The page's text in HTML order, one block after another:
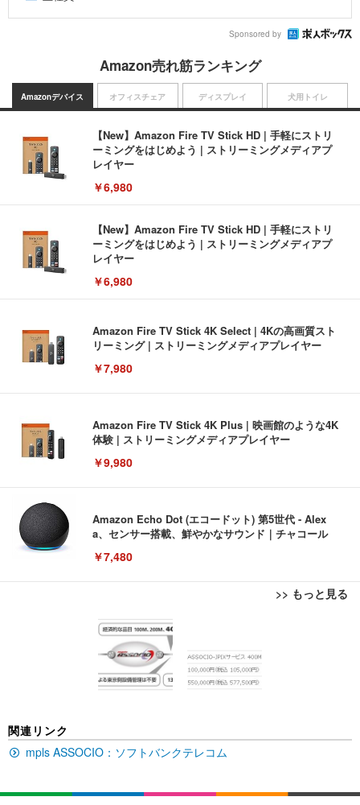
Sponsored by
Amazon売れ筋ランキング
Amazonデバイス
【New】Amazon Fire TV Stick HD | 手軽にストリ
ーミングをはじめよう | ストリーミングメディアプ
レイヤー
￥6,980
【New】Amazon Fire TV Stick HD | 手軽にストリ
ーミングをはじめよう | ストリーミングメディアプ
レイヤー
￥6,980
Amazon Fire TV Stick 4K Select | 4Kの高画質スト
リーミング | ストリーミングメディアプレイヤー
￥7,980
Amazon Fire TV Stick 4K Plus | 映画館のような4K
体験 | ストリーミングメディアプレイヤー
￥9,980
Amazon Echo Dot (エコードット) 第5世代 - Alex
a、センサー搭載、鮮やかなサウンド｜チャコール
￥7,480
>> もっと見る
オフィスチェア
[EdoErgo] オフィスチェア 椅子 テレワーク 疲れな
い 跳ね上げ式アームレスト コンパクト 約105度ロッ
キング pc 事務椅子 360度回転 座面昇降 強化ナイロ
ン樹脂ベース 通気性メッシュ 在宅ワーク H-WY01
(黒網+黒枠+黒足)
￥5,699
ュチェア 人間工学 疲れない ブラック
ディスプレイ
EIZO ビジネス向けプレミアムモニター | FlexScan
EV3240X-WT | 31.5型4K UHD・USB Type-C・ホワ
イト
￥105,595
イト
犬用トイレ
Amazonベーシック ペットシーツ 薄型 レギュラー 1
回使い捨て 無香料 ホワイト 300枚
￥3,373
x2袋(84枚) ホワイト(吸収面:ライトブルー)
関連リンク
mpls ASSOCIO：ソフトバンクテレコム